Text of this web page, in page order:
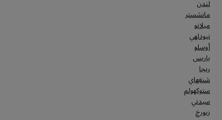
لندن
مانشستر
ميلانو
نيودلهي
أوسلو
باريس
ريجا
شنغهاي
ستوكهولم
سيدني
زيورخ